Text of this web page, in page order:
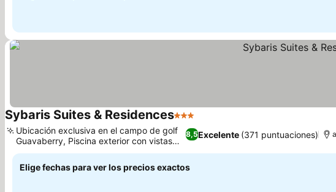
Sybaris Suites & Residences3 Estrellas
8,5Excelente (371 puntuaciones)
Ubicación exclusiva en el campo de golf
Guavaberry, Piscina exterior con vistas
panorámicas
Elige fechas para ver los precios exactos